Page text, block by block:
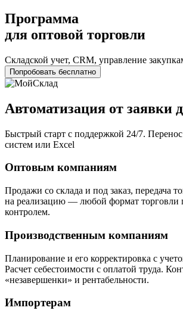
Программа
для оптовой торговли
Складской учет, CRM, управление
Попробовать бесплатно
Автоматизация от заявки
Быстрый старт с поддержкой 24/7.
систем или Excel
Оптовым компаниям
Продажи со склада и под заказ, передача
на реализацию — любой формат торговли
контролем.
Производственным компаниям
Планирование и его корректировка с
Расчет себестоимости с оплатой труда.
«незавершенки» и рентабельности.
Импортерам